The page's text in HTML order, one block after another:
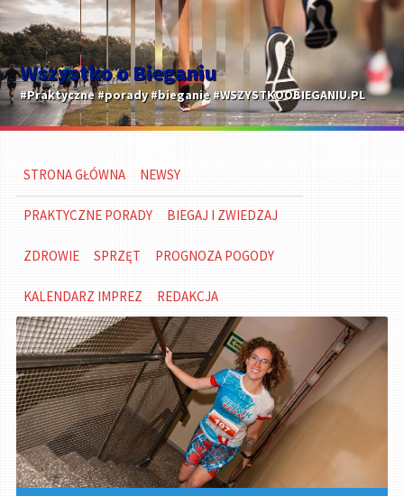
Wszystko o Bieganiu
#Praktyczne #porady #bieganie #WSZYSTKOOBIEGANIU.PL
STRONA GŁÓWNA NEWSY
PRAKTYCZNE PORADY BIEGAJ I ZWIEDZAJ
ZDROWIE SPRZĘT PROGNOZA POGODY
KALENDARZ IMPREZ REDAKCJA